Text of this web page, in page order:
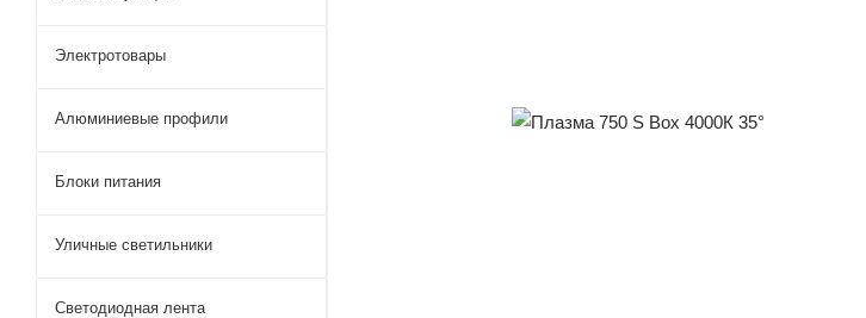
Электротовары
Алюминиевые профили
Блоки питания
Уличные светильники
Светодиодная лента